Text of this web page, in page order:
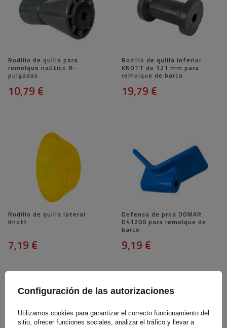
Rodillo de quilla para
remolque naútico 8-
pulgadas
10,79 €
Rodillo de quilla inferior
KNOTT de 121 mm para
remolque de barco
19,79 €
Rodillo de quilla lateral
Knott
7,19 €
Defensa de proa DOMAR
D41200 para remolque de
barco
9,19 €
Configuración de las autorizaciones
Utilizamos cookies para garantizar el correcto funcionamiento del
sitio, ofrecer funciones sociales, analizar el tráfico y llevar a